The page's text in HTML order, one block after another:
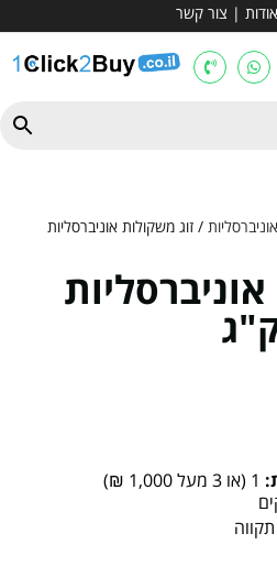
אודות | צור קשר
/ זוג משקולות אוניברסליות
1 (או 3 מעל 1,000 ₪)